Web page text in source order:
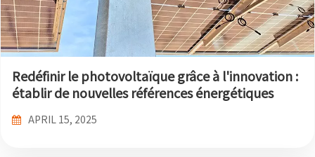
Redéfinir le photovoltaïque grâce à l'innovation :
établir de nouvelles références énergétiques
APRIL 15, 2025